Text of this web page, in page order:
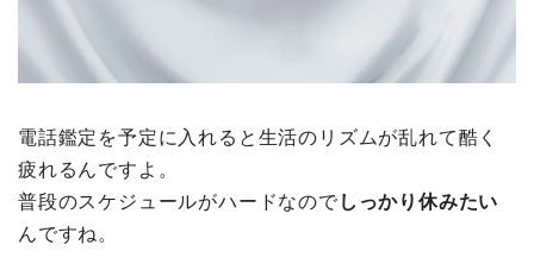
電話鑑定を予定に入れると生活のリズムが乱れて酷く
疲れるんですよ。
普段のスケジュールがハードなので しっかり休みたい
んですね。